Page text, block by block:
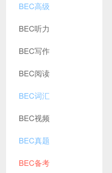
BEC高级
BEC听力
BEC写作
BEC阅读
BEC词汇
BEC视频
BEC真题
BEC备考